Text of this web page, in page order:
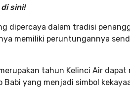
sini!
dipercaya dalam tradisi
memiliki peruntungannya
tahun Kelinci Air
yang menjadi simbol